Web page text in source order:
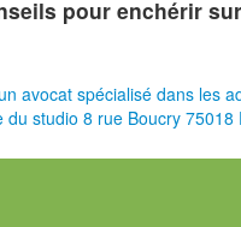
pour enchérir
avocat spécialisé dans les
du studio 8 rue Boucry 75018